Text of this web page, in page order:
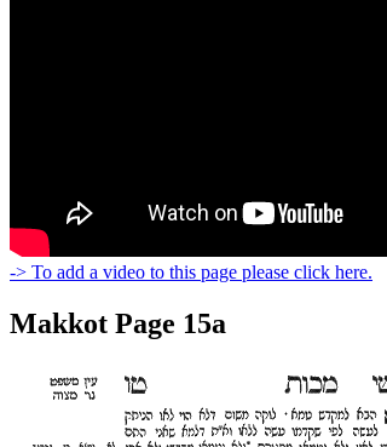
-> To add a video to this page please click here.
Makkot Page 15a